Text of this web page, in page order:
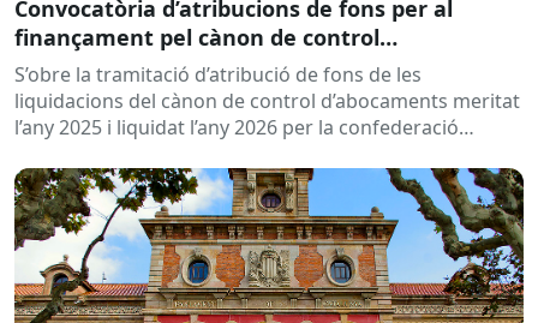
Convocatòria d’atribucions de fons per al
finançament pel cànon de control
d’abocaments meritat l’any 2025 i liquidat l’any
2026
S’obre la tramitació d’atribució de fons de les
liquidacions del cànon de control d’abocaments meritat
l’any 2025 i liquidat l’any 2026 per la confederació